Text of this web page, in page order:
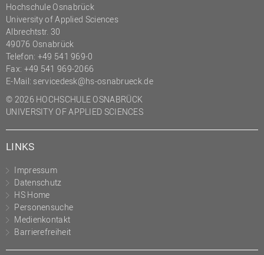
Hochschule Osnabrück
University of Applied Sciences
Albrechtstr. 30
49076 Osnabrück
Telefon: +49 541 969-0
Fax: +49 541 969-2066
E-Mail: servicedesk@hs-osnabrueck.de
© 2026 HOCHSCHULE OSNABRÜCK
UNIVERSITY OF APPLIED SCIENCES
LINKS
Impressum
Datenschutz
HS Home
Personensuche
Medienkontakt
Barrierefreiheit